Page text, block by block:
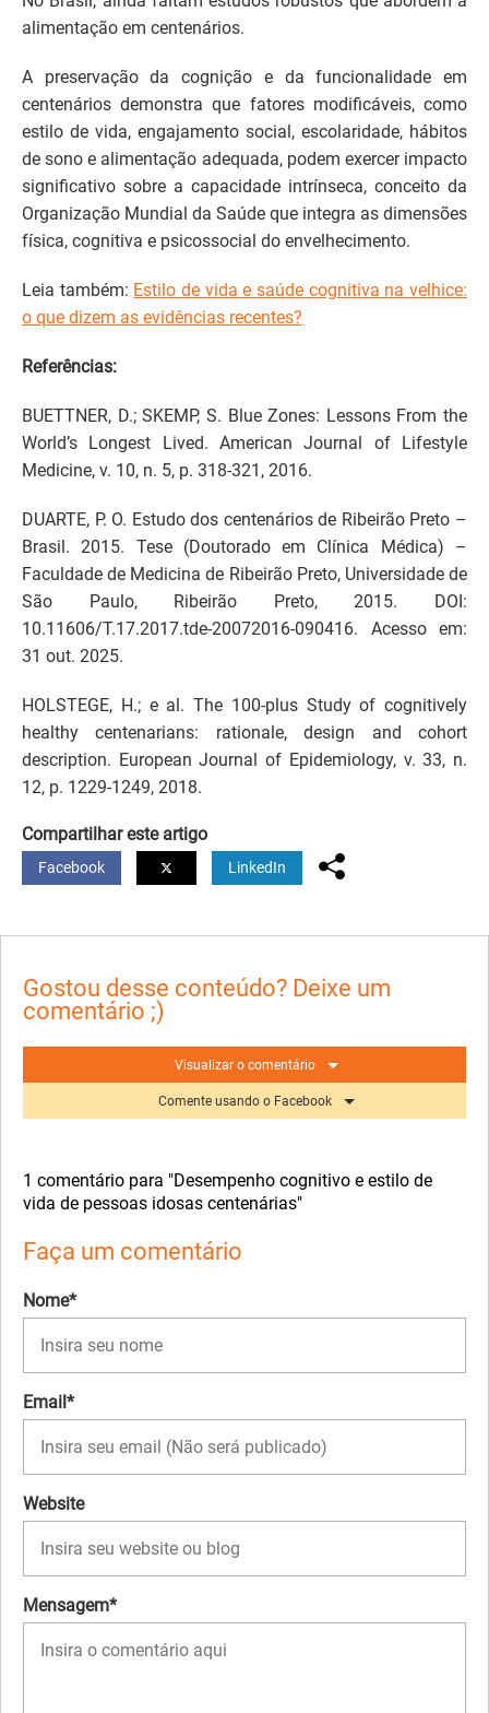
alimentação em centenários.
A preservação da cognição e da funcionalidade em
centenários demonstra que fatores modificáveis, como
estilo de vida, engajamento social, escolaridade, hábitos
de sono e alimentação adequada, podem exercer impacto
significativo sobre a capacidade intrínseca, conceito da
Organização Mundial da Saúde que integra as dimensões
física, cognitiva e psicossocial do envelhecimento.
Leia também: Estilo de vida e saúde cognitiva na velhice:
o que dizem as evidências recentes?
Referências:
BUETTNER, D.; SKEMP, S. Blue Zones: Lessons From the
World’s Longest Lived. American Journal of Lifestyle
Medicine, v. 10, n. 5, p. 318-321, 2016.
DUARTE, P. O. Estudo dos centenários de Ribeirão Preto –
Brasil. 2015. Tese (Doutorado em Clínica Médica) –
Faculdade de Medicina de Ribeirão Preto, Universidade de
São Paulo, Ribeirão Preto, 2015. DOI:
10.11606/T.17.2017.tde-20072016-090416. Acesso em:
31 out. 2025.
HOLSTEGE, H.; e al. The 100-plus Study of cognitively
healthy centenarians: rationale, design and cohort
description. European Journal of Epidemiology, v. 33, n.
12, p. 1229-1249, 2018.
Compartilhar este artigo
Facebook LinkedIn
Gostou desse conteúdo? Deixe um
comentário ;)
Visualizar o comentário
Comente usando o Facebook
1 comentário para "Desempenho cognitivo e estilo de
vida de pessoas idosas centenárias"
Faça um comentário
Nome*
Email*
Website
Mensagem*